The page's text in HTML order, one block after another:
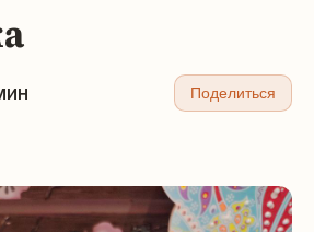
Поделиться